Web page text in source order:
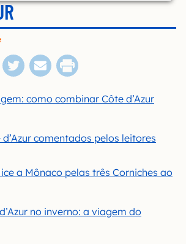
como combinar Côte d’Azur
d’Azur comentados pelos leitores
a Mônaco pelas três Corniches ao
no inverno: a viagem do